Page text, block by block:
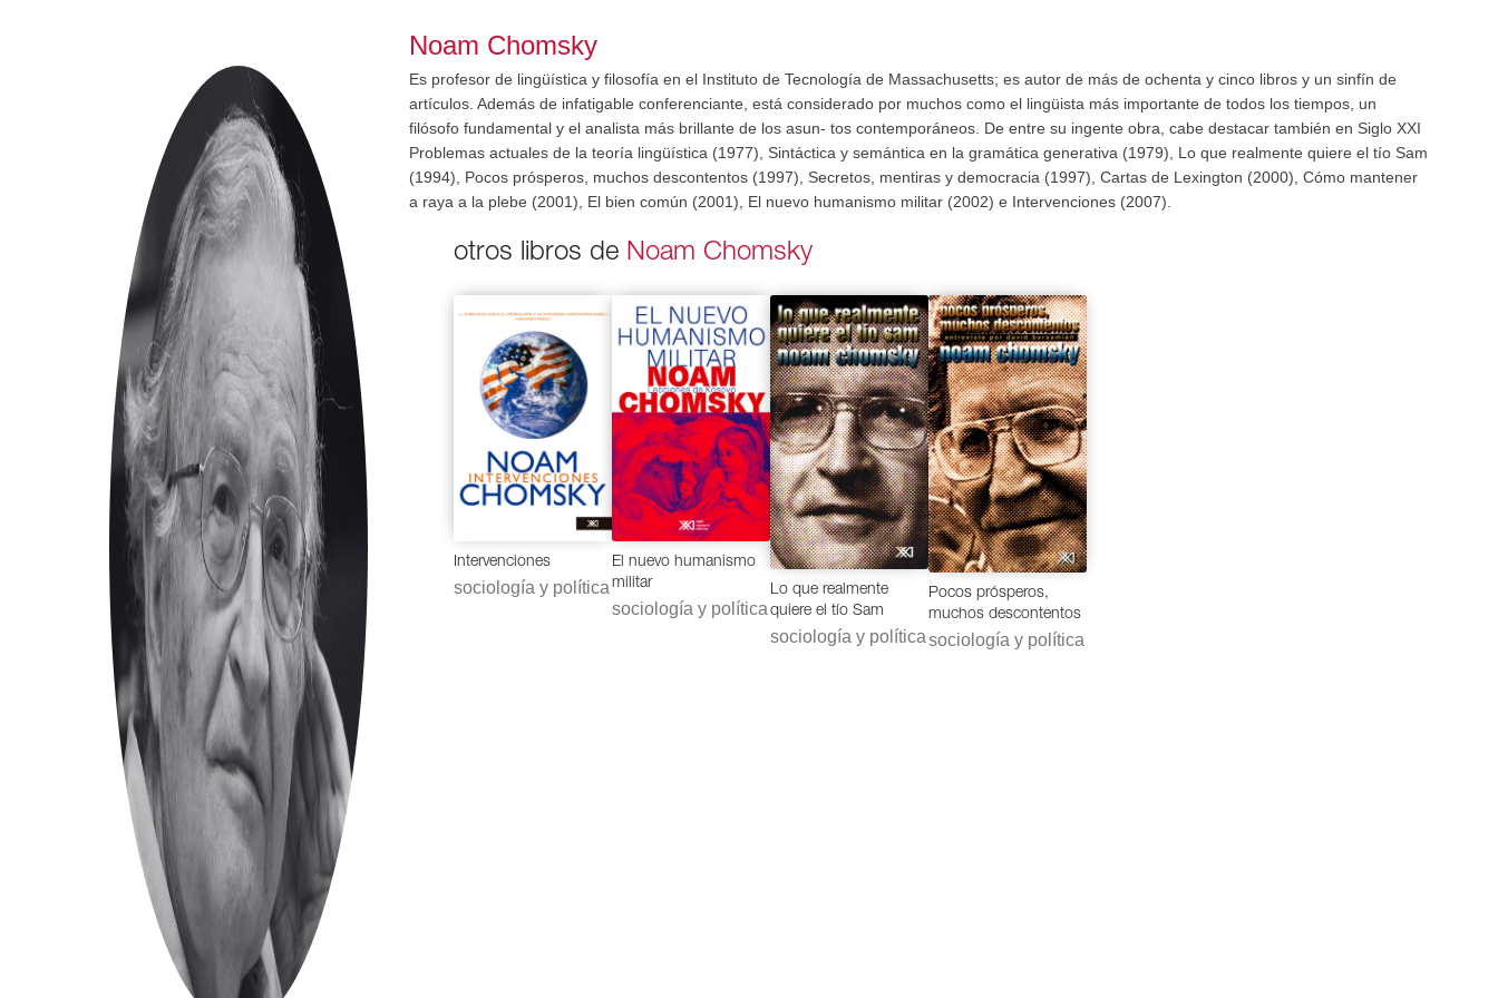
Noam Chomsky
Es profesor de lingüística y filosofía en el Instituto de Tecnología de Massachusetts; es autor de más de ochenta y cinco libros y un sinfín de
artículos. Además de infatigable conferenciante, está considerado por muchos como el lingüista más importante de todos los tiempos, un
filósofo fundamental y el analista más brillante de los asun- tos contemporáneos. De entre su ingente obra, cabe destacar también en Siglo XXI
Problemas actuales de la teoría lingüística (1977), Sintáctica y semántica en la gramática generativa (1979), Lo que realmente quiere el tío Sam
(1994), Pocos prósperos, muchos descontentos (1997), Secretos, mentiras y democracia (1997), Cartas de Lexington (2000), Cómo mantener
a raya a la plebe (2001), El bien común (2001), El nuevo humanismo militar (2002) e Intervenciones (2007).
otros libros de Noam Chomsky
Intervenciones
sociología y política
El nuevo humanismo
militar
sociología y política
Lo que realmente
quiere el tío Sam
sociología y política
Pocos prósperos,
muchos descontentos
sociología y política